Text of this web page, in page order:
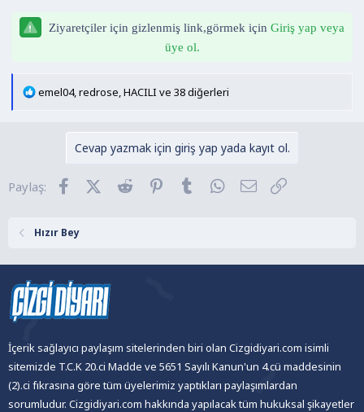
n
h
Ziyaretçiler için gizlenmiş link,görmek için Giriş yap veya
üye ol.
T
e
emel04, redrose HACILI ve 38 diğerleri
Cevap yazmak için giriş yap yada kayıt ol.
Paylaş: FacebookX (Twitter)
Reddit Pinterest
Tumblr WhatsApp
E-posta
Hızır Bey
İçerik sağlayıcı paylaşım sitelerinden biri olan Cizgidiyari.com isimli
sitemizde T.C.K 20.ci Madde ve 5651 Sayılı Kanun'un 4.cü maddesinin
(2).ci fıkrasına göre tüm üyelerimiz yaptıkları paylaşımlardan
sorumludur. Cizgidiyari.com hakkında yapılacak tüm hukuksal şikayetler